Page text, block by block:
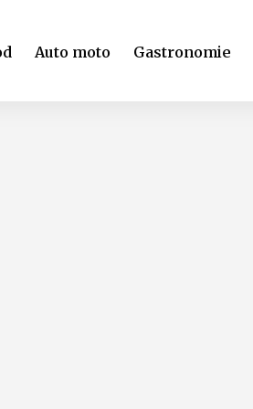
Auto moto Gastronomie